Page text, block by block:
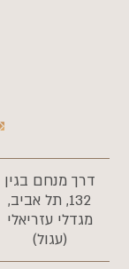
מנחם בגין
132, תל אביב,
עזריאלי
6216*